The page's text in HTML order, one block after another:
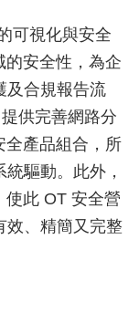
可視化與安全
的安全性，為企
及合規報告流
供完善網路分
全產品組合，所
驅動。此外，
使此 OT 安全營
效、精簡又完整